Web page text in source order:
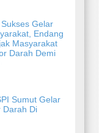
Gelar
Endang
Masyarakat
Darah Demi
Sumut Gelar
Darah Di